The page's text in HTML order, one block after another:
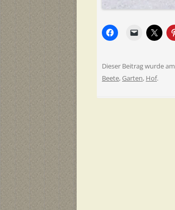
Dieser Beitrag wurde am
Beete, Garten, Hof.